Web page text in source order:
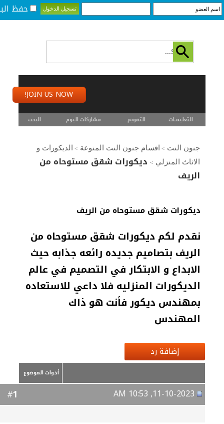
حفظ
JOIN US NOW!
التعليمـــات التقويم مشاركات اليوم البحث
جنون النت > اقسام جنون النت المنوعة >
الديكورات و
الاثاث المنزلي > ديكورات شقق مستوحاه من
الريف
ديكورات شقق مستوحاه من الريف
نقدم لكم ديكورات شقق مستوحاه من
الريف بتصاميم جديده رائعه جذابه حيث
الابداع و الابتكار في التصميم في عالم
الديكورات المنزليه فلا داعي للاستعاده
بمهندس ديكور فأنت هو ذاك
المهندس
إضافة رد
أدوات الموضوع
1